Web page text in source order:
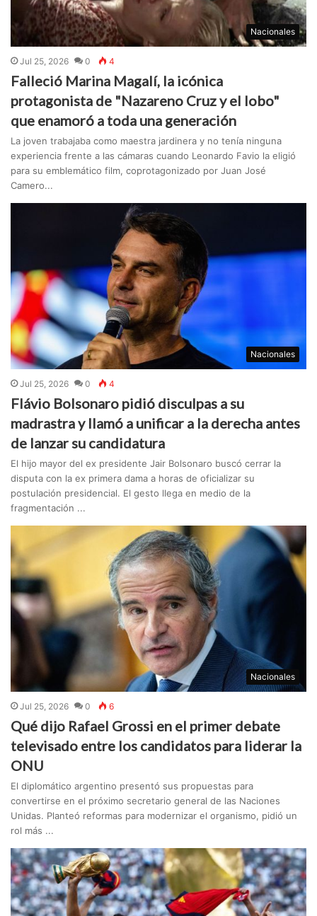
Nacionales
Jul 25, 2026 0 4
Falleció Marina Magalí, la icónica
protagonista de "Nazareno Cruz y el lobo"
que enamoró a toda una generación
La joven trabajaba como maestra jardinera y no tenía ninguna
experiencia frente a las cámaras cuando Leonardo Favio la eligió
para su emblemático film, coprotagonizado por Juan José
Camero...
Nacionales
Jul 25, 2026 0 4
Flávio Bolsonaro pidió disculpas a su
madrastra y llamó a unificar a la derecha antes
de lanzar su candidatura
El hijo mayor del ex presidente Jair Bolsonaro buscó cerrar la
disputa con la ex primera dama a horas de oficializar su
postulación presidencial. El gesto llega en medio de la
fragmentación ...
Nacionales
Jul 25, 2026 0 6
Qué dijo Rafael Grossi en el primer debate
televisado entre los candidatos para liderar la
ONU
El diplomático argentino presentó sus propuestas para
convertirse en el próximo secretario general de las Naciones
Unidas. Planteó reformas para modernizar el organismo, pidió un
rol más ...